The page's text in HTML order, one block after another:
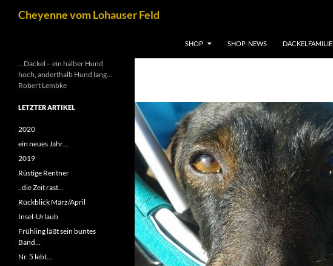
InhaltCheyenne vom Lohauser Feld
SHOP SHOP-NEWS DACKELFAMILIE
…Dackel – ein halber Hund
hoch, anderthalb Hund lang…
Robert Lembke
LETZTER ARTIKEL
2020
ein neues Jahr…
2019
Rüstige Rentner
..die Zeit rast…
Rückblick März/April
Insel-Urlaub
Frühling läßt sein buntes
Band…
Nr. 5 lebt…